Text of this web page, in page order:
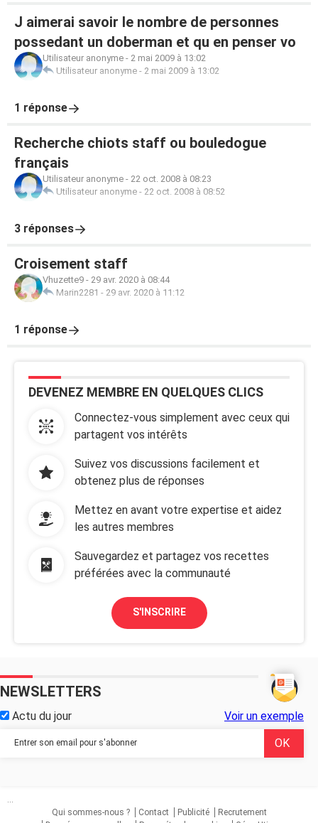
J aimerai savoir le nombre de personnes
possedant un doberman et qu en penser vo
Utilisateur anonyme - 2 mai 2009 à 13:02
Utilisateur anonyme - 2 mai 2009 à 13:02
1 réponse
Recherche chiots staff ou bouledogue
français
Utilisateur anonyme - 22 oct. 2008 à 08:23
Utilisateur anonyme - 22 oct. 2008 à 08:52
3 réponses
Croisement staff
Vhuzette9 - 29 avr. 2020 à 08:44
Marin2281 - 29 avr. 2020 à 11:12
1 réponse
DEVENEZ MEMBRE EN QUELQUES CLICS
Connectez-vous simplement avec ceux qui
partagent vos intérêts
Suivez vos discussions facilement et
obtenez plus de réponses
Mettez en avant votre expertise et aidez
les autres membres
Sauvegardez et partagez vos recettes
préférées avec la communauté
S'INSCRIRE
NEWSLETTERS
Actu du jour Voir un exemple
...
Qui sommes-nous ?
Contact Publicité
Recrutement